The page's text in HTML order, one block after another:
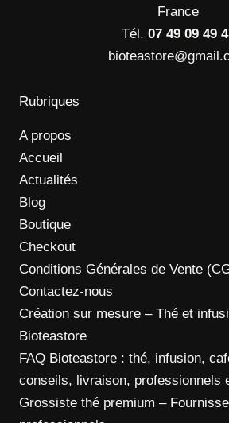
France
Tél. 07 49 09 49
Rubriques
A propos
Accueil
Actualités
Blog
Boutique
Checkout
Conditions Générales de Vente
Contactez-nous
Création sur mesure – Thé et
Bioteastore
FAQ Bioteastore : thé, infusion,
conseils, livraison, professionnels
Grossiste thé premium –